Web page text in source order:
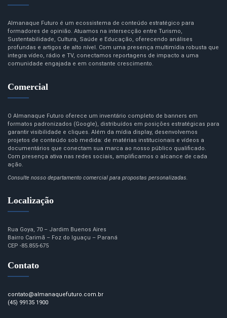
Almanaque Futuro é um ecossistema de conteúdo estratégico para
formadores de opinião. Atuamos na intersecção entre Turismo,
Sustentabilidade, Cultura, Saúde e Educação, oferecendo análises
profundas e artigos de alto nível. Com uma presença multimídia robusta que
integra vídeo, rádio e TV, conectamos reportagens de impacto a uma
comunidade engajada e em constante crescimento.
Comercial
O Almanaque Futuro oferece um inventário completo de banners em
formatos padronizados (Google), distribuídos em posições estratégicas para
garantir visibilidade e cliques. Além da mídia display, desenvolvemos
projetos de conteúdo sob medida: de matérias institucionais e vídeos a
documentários que conectam sua marca ao nosso público qualificado.
Com presença ativa nas redes sociais, amplificamos o alcance de cada
ação.
Consulte nosso departamento comercial para propostas personalizadas.
Localização
Rua Goya, 70 – Jardim Buenos Aires
Bairro Carimã – Foz do Iguaçu – Paraná
CEP -85.855-675
Contato
contato@almanaquefuturo.com.br
(45) 99135 1900